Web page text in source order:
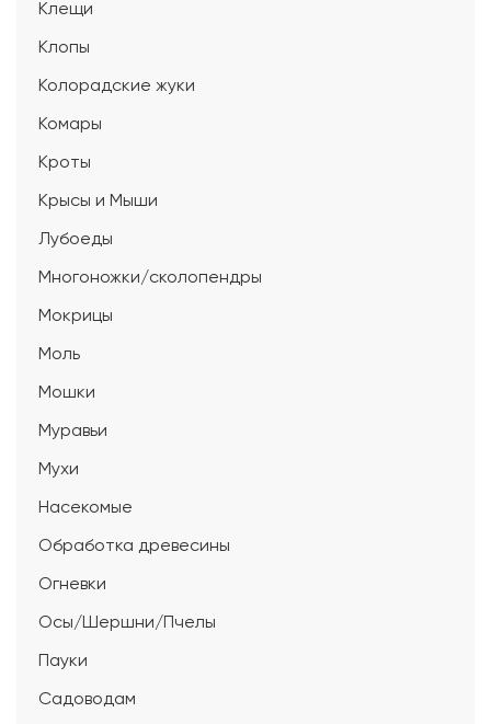
Клещи
Клопы
Колорадские жуки
Комары
Кроты
Крысы и Мыши
Лубоеды
Многоножки/сколопендры
Мокрицы
Моль
Мошки
Муравьи
Мухи
Насекомые
Обработка древесины
Огневки
Осы/Шершни/Пчелы
Пауки
Садоводам